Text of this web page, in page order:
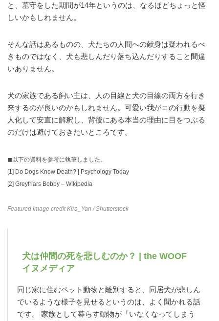
と、墓守をした期間が14年というのは、なるほどちょっと怪
しいかもしれません。
そんな話はあるものの、犬たちの人間への献身は疑われるべ
きものではなく、犬も悲しんだり落ち込んだりすること間違
いありません。
犬の家族である飼い主は、人の目線と犬の目線の両方を行き
来するのが良いのかもしれません。可愛い我がコの行動を擬
人化して安直に解釈し、背後にある本当の理由に目をつぶる
のだけは避けておきたいところです。
◼︎以下の資料を参考に執筆しました。
[1] Do Dogs Know Death? | Psychology Today
[2] Greyfriars Bobby – Wikipedia
Featured image creditKira_Yan / Shutterstock
犬は仲間の死を悲しむのか？ | the WOOF
イヌメディア
同じ家に住むペット動物と離別すると、同居犬が悲しん
でいるような様子を見せるというのは、よく聞かれる話
です。 家族として暮らす動物が「いなくなってしまう